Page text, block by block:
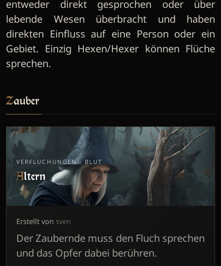
entweder direkt gesprochen oder über
lebende Wesen überbracht und haben
direkten Einfluss auf eine Person oder ein
Gebiet. Einzig Hexen/Hexer können Flüche
sprechen.
Zauber
VERFLUCHUNGEN - BLUT
Altern
Erstellt von sven
Der Zaubernde muss den Fluch sprechen
und das Opfer dabei berühren.